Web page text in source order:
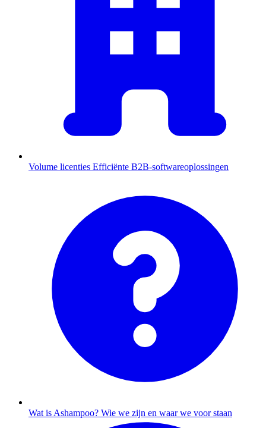
Volume licenties Efficiënte B2B-softwareoplossingen
Wat is Ashampoo? Wie we zijn en waar we voor staan